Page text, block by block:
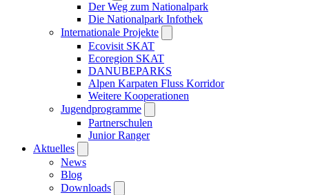
Der Weg zum Nationalpark
Die Nationalpark Infothek
Internationale Projekte
Ecovisit SKAT
Ecoregion SKAT
DANUBEPARKS
Alpen Karpaten Fluss Korridor
Weitere Kooperationen
Jugendprogramme
Partnerschulen
Junior Ranger
Aktuelles
News
Blog
Downloads